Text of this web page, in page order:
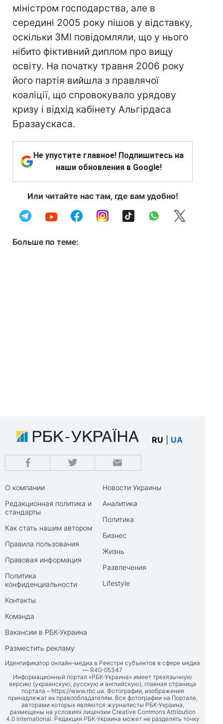
міністром господарства, але в
середині 2005 року пішов у відставку,
оскільки ЗМІ повідомляли, що у нього
нібито фіктивний диплом про вищу
освіту. На початку травня 2006 року
його партія вийшла з правлячої
коаліції, що спровокувало урядову
кризу і відхід кабінету Альгірдаса
Бразаускаса.
Не упустите главное! Подпишитесь на
наши обновления в Google!
Или читайте нас там, где вам удобно!
Больше по теме:
RU UA
О компании
Редакционная политика и
стандарты
Как стать нашим автором
Правила пользования
Правовая информация
Политика
конфиденциальности
Контакты
Команда
Вакансии в РБК-Украина
Разместить рекламу
Новости Украины
Аналитика
Политика
Бизнес
Жизнь
Развлечения
Lifestyle
Идентификатор онлайн-медиа в Реестре субъектов в сфере медиа
— R40-05347
Информационный портал «РБК-Украина» имеет трехязычную
версию (украинскую, русскую и английскую), главная страница
портала – https://www.rbc.ua. Фотографии, изображения
принадлежат их правообладателям. Все фотографии на Портале,
авторами которых являются журналисты РБК-Украина,
размещены на условиях лицензии Creative Commons Attribution
4.0 International. Редакция РБК-Украина может не разделять точку